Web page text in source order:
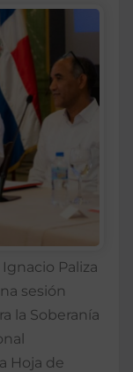
Paliza
sesión
la Soberanía
Hoja de